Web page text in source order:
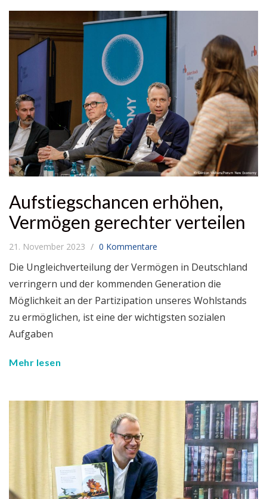
Aufstiegschancen erhöhen,
Vermögen gerechter verteilen
21. November 2023 0 Kommentare
Die Ungleichverteilung der Vermögen in Deutschland
verringern und der kommenden Generation die
Möglichkeit an der Partizipation unseres Wohlstands
zu ermöglichen, ist eine der wichtigsten sozialen
Aufgaben
Mehr lesen